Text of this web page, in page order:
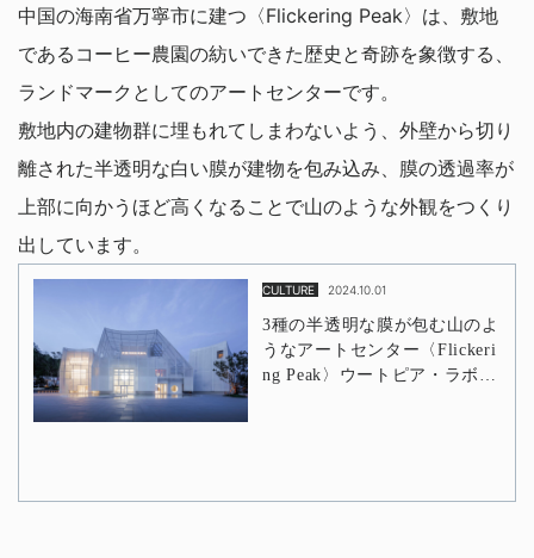
中国の海南省万寧市に建つ〈Flickering Peak〉は、敷地
であるコーヒー農園の紡いできた歴史と奇跡を象徴する、
ランドマークとしてのアートセンターです。
敷地内の建物群に埋もれてしまわないよう、外壁から切り
離された半透明な白い膜が建物を包み込み、膜の透過率が
上部に向かうほど高くなることで山のような外観をつくり
出しています。